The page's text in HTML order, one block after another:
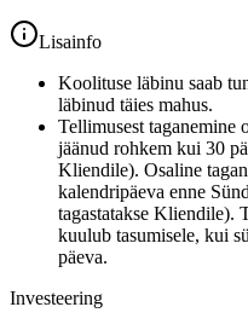
Lisainfo
Koolituse läbinu saab
läbinud täies mahus.
Tellimusest taganemine
jäänud rohkem kui 30
Kliendile). Osaline
kalendripäeva enne
tagastatakse Kliendile).
kuulub tasumisele, kui
päeva.
Investeering